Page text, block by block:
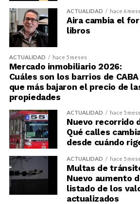
ACTUALIDAD hace 6
Aira cambia el
libros
ACTUALIDAD hace 5 meses
Mercado inmobiliario 2026:
Cuáles son los barrios de CABA
que más bajaron el precio de
propiedades
ACTUALIDAD hace 5
Nuevo recorrido
Qué calles
desde cuándo
ACTUALIDAD hace 5
Multas de
Nuevo aumento
listado de los
actualizados